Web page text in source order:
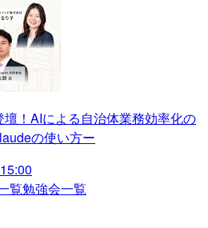
壇！AIによる自治体業務効率化の
の使い方ー
覧勉強会一覧